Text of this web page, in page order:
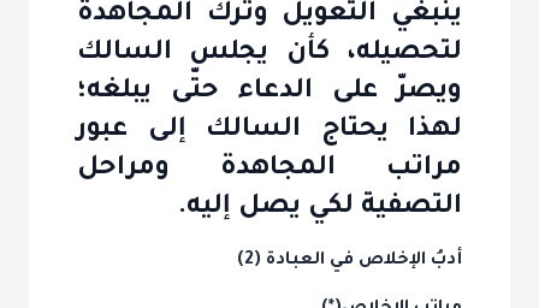
ينبغي التعويل وترك المجاهدة
لتحصيله، كأن يجلس السالك
ويصرّ على الدعاء حتّى يبلغه؛
لهذا يحتاج السالك إلى عبور
مراتب المجاهدة ومراحل
التصفية لكي يصل إليه.
أدبُ الإخلاص في العبادة (2)